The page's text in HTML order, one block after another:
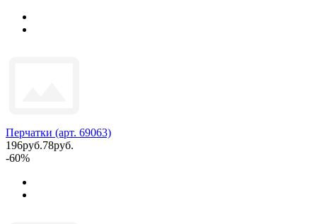
Перчатки (арт. 69063)
196руб.78руб.
-60%